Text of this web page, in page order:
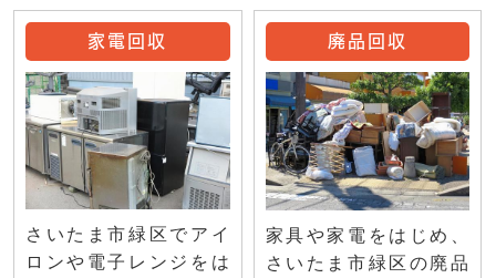
家電回収
さいたま市緑区でアイ
ロンや電子レンジをは
廃品回収
家具や家電をはじめ、
さいたま市緑区の廃品